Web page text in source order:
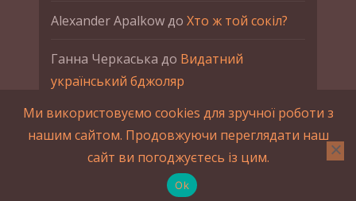
Alexander Apalkowдо Хто ж той сокіл?
Ганна Черкаська до Видатний
український бджоляр
Ганна ЧеркаськадоПетро Франко
2015-2023 © UAHistory Всі права застережено.
При використанні матеріалів сайта обов'язкове
зворотнє посилання.
Ми використовуємо cookies для зручної роботи з
нашим сайтом. Продовжуючи переглядати наш
сайт ви погоджуєтесь із цим.
Ok